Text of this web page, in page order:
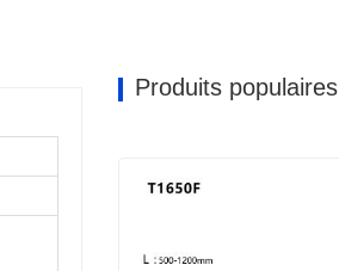
Produits populaires